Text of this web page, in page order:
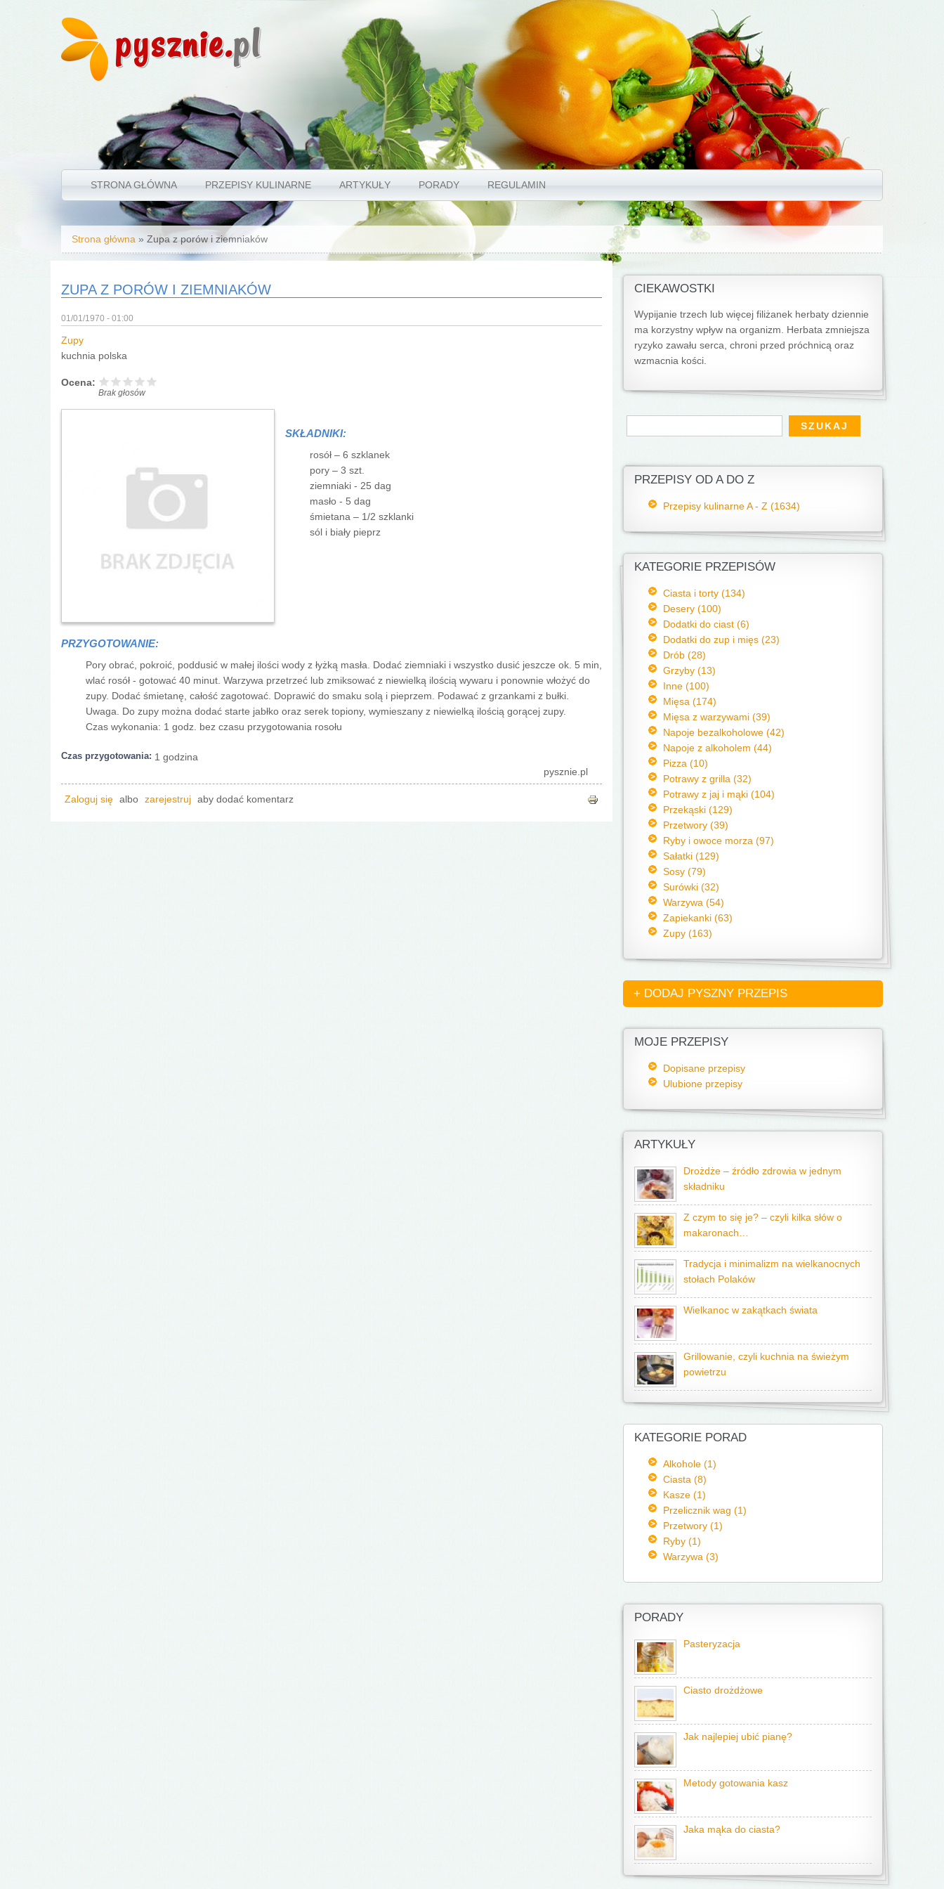
pysznie.pl
STRONA GŁÓWNA PRZEPISY KULINARNE ARTYKUŁY PORADY REGULAMIN
Jesteś tutaj
Strona główna » Zupa z porów i ziemniaków
ZUPA Z PORÓW I ZIEMNIAKÓW
01/01/1970 - 01:00
Zupy
kuchnia polska
Ocena:
Brak głosów
SKŁADNIKI:
rosół – 6 szklanek
pory – 3 szt.
ziemniaki - 25 dag
masło - 5 dag
śmietana – 1/2 szklanki
sól i biały pieprz
PRZYGOTOWANIE:
Pory obrać, pokroić, poddusić w małej ilości wody z łyżką masła. Dodać ziemniaki i wszystko dusić jeszcze ok. 5 min,
wlać rosół - gotować 40 minut. Warzywa przetrzeć lub zmiksować z niewielką ilością wywaru i ponownie włożyć do
zupy. Dodać śmietanę, całość zagotować. Doprawić do smaku solą i pieprzem. Podawać z grzankami z bułki.
Uwaga. Do zupy można dodać starte jabłko oraz serek topiony, wymieszany z niewielką ilością gorącej zupy.
Czas wykonania: 1 godz. bez czasu przygotowania rosołu
Czas przygotowania: 1 godzina
pysznie.pl
Zaloguj się albo zarejestruj aby dodać komentarz
CIEKAWOSTKI
Wypijanie trzech lub więcej filiżanek herbaty dziennie
ma korzystny wpływ na organizm. Herbata zmniejsza
ryzyko zawa­łu serca, chroni przed próchnicą oraz
wzmacnia kości.
Formularz wyszukiwania
Szukaj
PRZEPISY OD A DO Z
Przepisy kulinarne A - Z (1634)
KATEGORIE PRZEPISÓW
Ciasta i torty (134)
Desery (100)
Dodatki do ciast (6)
Dodatki do zup i mięs (23)
Drób (28)
Grzyby (13)
Inne (100)
Mięsa (174)
Mięsa z warzywami (39)
Napoje bezalkoholowe (42)
Napoje z alkoholem (44)
Pizza (10)
Potrawy z grilla (32)
Potrawy z jaj i mąki (104)
Przekąski (129)
Przetwory (39)
Ryby i owoce morza (97)
Sałatki (129)
Sosy (79)
Surówki (32)
Warzywa (54)
Zapiekanki (63)
Zupy (163)
+ DODAJ PYSZNY PRZEPIS
MOJE PRZEPISY
Dopisane przepisy
Ulubione przepisy
ARTYKUŁY
Drożdże – źródło zdrowia w jednym
składniku
Z czym to się je? – czyli kilka słów o
makaronach…
Tradycja i minimalizm na wielkanocnych
stołach Polaków
Wielkanoc w zakątkach świata
Grillowanie, czyli kuchnia na świeżym
powietrzu
KATEGORIE PORAD
Alkohole (1)
Ciasta (8)
Kasze (1)
Przelicznik wag (1)
Przetwory (1)
Ryby (1)
Warzywa (3)
PORADY
Pasteryzacja
Ciasto drożdżowe
Jak najlepiej ubić pianę?
Metody gotowania kasz
Jaka mąka do ciasta?